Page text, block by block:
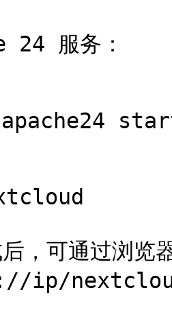
24 服务：
后，可通过浏
ip/